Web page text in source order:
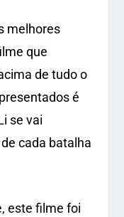
melhores
que
de tudo o
é
se vai
cada batalha
este filme foi